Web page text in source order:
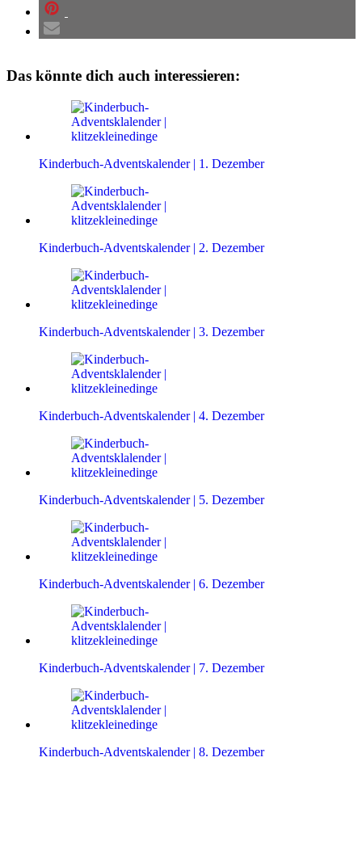
Das könnte dich auch interessieren:
Kinderbuch-Adventskalender | 1. Dezember
Kinderbuch-Adventskalender | 2. Dezember
Kinderbuch-Adventskalender | 3. Dezember
Kinderbuch-Adventskalender | 4. Dezember
Kinderbuch-Adventskalender | 5. Dezember
Kinderbuch-Adventskalender | 6. Dezember
Kinderbuch-Adventskalender | 7. Dezember
Kinderbuch-Adventskalender | 8. Dezember